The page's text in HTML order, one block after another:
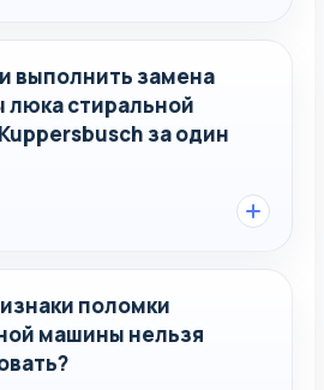
выполнить замена
стиральной
за один
поломки
машины нельзя